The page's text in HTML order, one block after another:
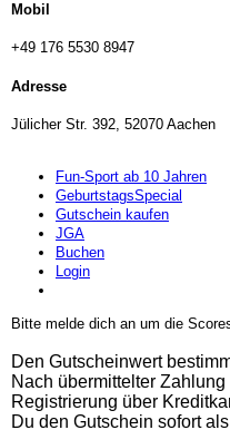
Mobil
+49 176 5530 8947
Adresse
Jülicher Str. 392, 52070 Aachen
Fun-Sport ab 10 Jahren
GeburtstagsSpecial
Gutschein kaufen
JGA
Buchen
Login
Bitte melde dich an um die
Den Gutscheinwert
Nach übermittelter
Registrierung über
Du den Gutschein sofort